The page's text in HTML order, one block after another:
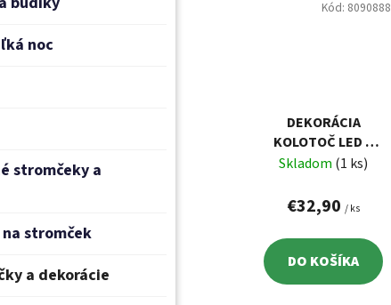
noc
stromčeky a
stromček
a dekorácie
DEKORÁCIA
KOLOTOČ LED S
MELÓDIAMI
Skladom (1 ks)
€32,90 / ks
DO KOŠÍKA
Kód: 8090888